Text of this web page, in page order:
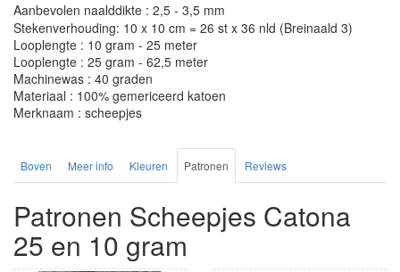
Aanbevolen naalddikte : 2,5 - 3,5 mm
Stekenverhouding: 10 x 10 cm = 26 st x 36 nld (Breinaald 3)
Looplengte : 10 gram - 25 meter
Looplengte : 25 gram - 62,5 meter
Machinewas : 40 graden
Materiaal : 100% gemericeerd katoen
Merknaam : scheepjes
Boven Meer info Kleuren Patronen Reviews
Patronen Scheepjes Catona
25 en 10 gram